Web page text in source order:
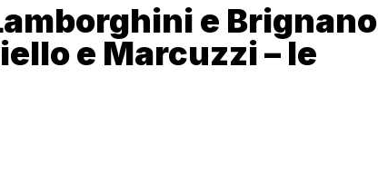
e Brignano
e Marcuzzi – le